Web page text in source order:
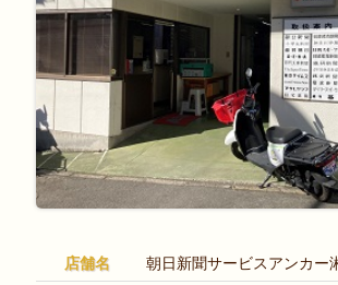
店舗名 朝日新聞サービスアンカー